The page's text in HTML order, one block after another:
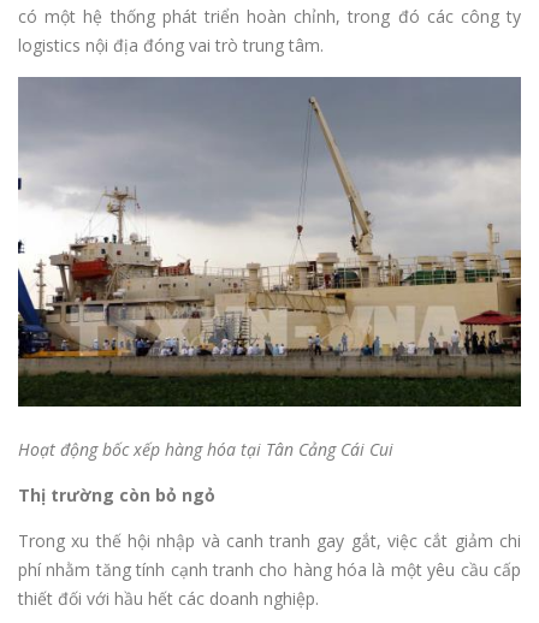
có một hệ thống phát triển hoàn chỉnh, trong đó các công ty
logistics nội địa đóng vai trò trung tâm.
Hoạt động bốc xếp hàng hóa tại Tân Cảng Cái Cui
Thị trường còn bỏ ngỏ
Trong xu thế hội nhập và canh tranh gay gắt, việc cắt giảm chi
phí nhằm tăng tính cạnh tranh cho hàng hóa là một yêu cầu cấp
thiết đối với hầu hết các doanh nghiệp.